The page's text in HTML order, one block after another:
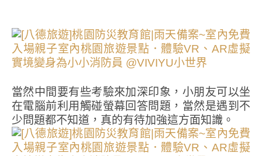
當然中間要有些考驗來加深印象，小朋友可以坐
在電腦前利用觸碰螢幕回答問題，當然是遇到不
少問題都不知道，真的有待加強這方面知識。